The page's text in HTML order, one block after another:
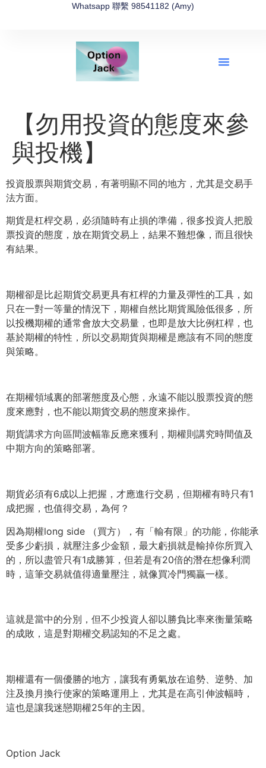
Whatsapp 聯繫 98541182 (Amy)
【勿用投資的態度來參
與投機】
投資股票與期貨交易，有著明顯不同的地方，尤其是交易手
法方面。
期貨是杠桿交易，必須隨時有止損的準備， 很多投資人把股
票投資的態度，放在期貨交易上，結果不難想像， 而且很快
有結果。
期權卻是比起期貨交易更具有杠桿的力量及彈性的工具， 如
只在一對一等量的情況下，期權自然比期貨風險低很多， 所
以投機期權的通常會放大交易量，也即是放大比例杠桿， 也
基於期權的特性， 所以交易期貨與期權是應該有不同的態度
與策略。
在期權領域裏的部署態度及心態， 永遠不能以股票投資的態
度來應對， 也不能以期貨交易的態度來操作。
期貨講求方向區間波幅靠反應來獲利， 期權則講究時間值及
中期方向的策略部署。
期貨必須有6成以上把握，才應進行交易， 但期權有時只有1
成把握，也值得交易，為何？
因為期權long side （買方），有「輸有限」的功能，你能承
受多少虧損， 就壓注多少金額，最大虧損就是輸掉你所買入
的， 所以盡管只有1成勝算，但若是有20倍的潛在想像利潤
時， 這筆交易就值得適量壓注，就像買冷門獨贏一樣。
這就是當中的分別，但不少投資人卻以勝負比率來衡量策略
的成敗， 這是對期權交易認知的不足之處。
期權還有一個優勝的地方，讓我有勇氣放在追勢、逆勢、 加
注及換月換行使家的策略運用上，尤其是在高引伸波幅時，
這也是讓我迷戀期權25年的主因。
Option Jack